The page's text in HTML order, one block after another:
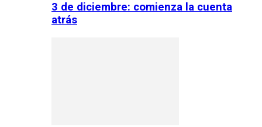
3 de diciembre: comienza la cuenta
atrás